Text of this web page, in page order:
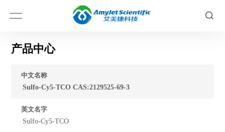
产品中心
中文名称
Sulfo-Cy5-TCO CAS:2129525-69-3
英文名字
Sulfo-Cy5-TCO